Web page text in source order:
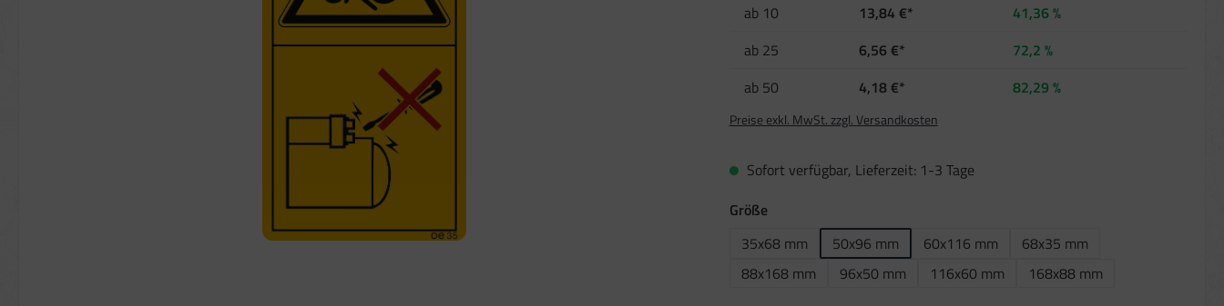
ab 10 13,84 €*
41,36 %
ab 25 6,56 €*
72,2 %
ab 50 4,18 €* 82,29 %
Preise exkl. MwSt. zzgl. Versandkosten
Sofort verfügbar, Lieferzeit: 1-3 Tage
Größeauswählen
35x68 mm
50x96 mm 60x116 mm
68x35 mm
88x168 mm
96x50 mm 116x60 mm
168x88 mm